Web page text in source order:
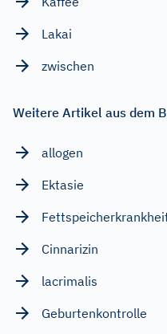
Lakai
zwischen
Weitere Artikel aus dem
allogen
Ektasie
Cinnarizin
lacrimalis
Geburtenkontrolle